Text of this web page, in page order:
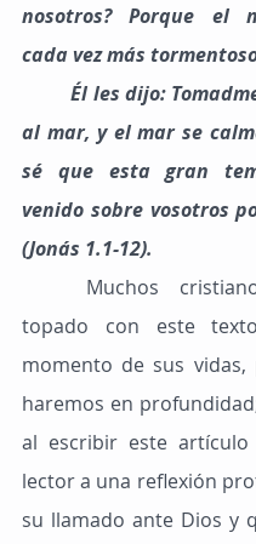
nosotros? Porque el
cada vez más
	Él les dijo: Tomadme y echadme
al mar, y el mar se
sé que esta gran
venido sobre vosotros
(Jonás 1.1-12).
topado con este
momento de sus
haremos en
al escribir este
lector a una reflexión
su llamado ante Dios y